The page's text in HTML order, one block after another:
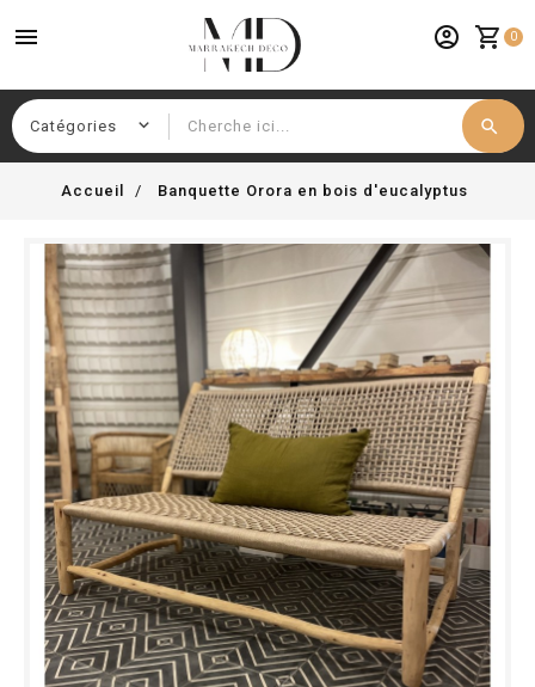
menu shopping_cart 0
account_circle
search
Accueil Banquette Orora en bois d'eucalyptus